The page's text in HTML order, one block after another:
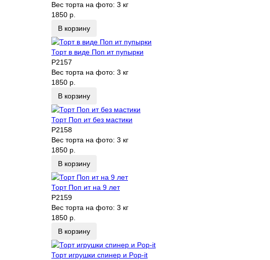
Вес торта на фото: 3 кг
1850 р.
В корзину
Торт в виде Поп ит пупырки
P2157
Вес торта на фото: 3 кг
1850 р.
В корзину
Торт Поп ит без мастики
P2158
Вес торта на фото: 3 кг
1850 р.
В корзину
Торт Поп ит на 9 лет
P2159
Вес торта на фото: 3 кг
1850 р.
В корзину
Торт игрушки спинер и Pop-it